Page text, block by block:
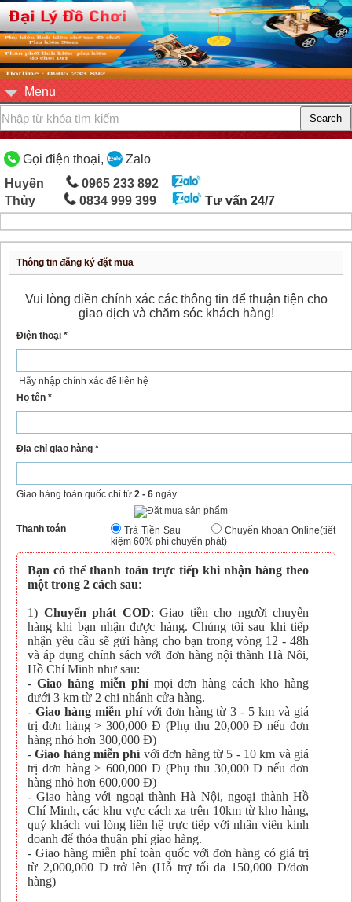
Menu
Gọi điện thoại,
Zalo
Huyền
0965 233 892
Thủy
0834 999 399 Tư vấn 24/7
Thông tin đăng ký đặt mua
Vui lòng điền chính xác các thông tin để thuận tiện cho
giao dịch và chăm sóc khách hàng!
Điện thoại *
Hãy nhập chính xác để liên hệ
Họ tên *
Địa chỉ giao hàng *
Giao hàng toàn quốc chỉ từ 2 - 6 ngày
Thanh toán Trả Tiền Sau
Chuyển khoản Online(tiết
kiệm 60% phí chuyển phát)
Bạn có thể thanh toán trực tiếp khi nhận hàng theo
một trong 2 cách sau:
1) Chuyển phát COD: Giao tiền cho người chuyển
hàng khi bạn nhận được hàng. Chúng tôi sau khi tiếp
nhận yêu cầu sẽ gửi hàng cho bạn trong vòng 12 - 48h
và áp dụng chính sách với đơn hàng nội thành Hà Nôi,
Hồ Chí Minh như sau:
- Giao hàng miễn phímọi đơn hàng cách kho hàng
dưới 3 km từ 2 chi nhánh cửa hàng.
- Giao hàng miễn phívới đơn hàng từ 3 - 5 km và giá
trị đơn hàng > 300,000 Đ (Phụ thu 20,000 Đ nếu đơn
hàng nhỏ hơn 300,000 Đ)
-Giao hàng miễn phívới đơn hàng từ 5 - 10 km và giá
trị đơn hàng > 600,000 Đ (Phụ thu 30,000 Đ nếu đơn
hàng nhỏ hơn 600,000 Đ)
- Giao hàng với ngoại thành Hà Nội, ngoại thành Hồ
Chí Minh, các khu vực cách xa trên 10km từ kho hàng,
quý khách vui lòng liên hệ trực tiếp với nhân viên kinh
doanh để thỏa thuận phí giao hàng.
- Giao hàng miễn phí toàn quốc với đơn hàng có giá trị
từ 2,000,000 Đ trở lên (Hỗ trợ tối đa 150,000 Đ/đơn
hàng)